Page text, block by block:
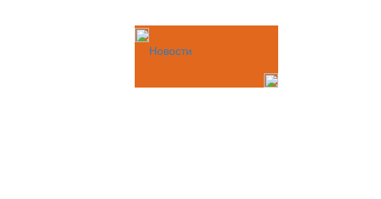
Новости